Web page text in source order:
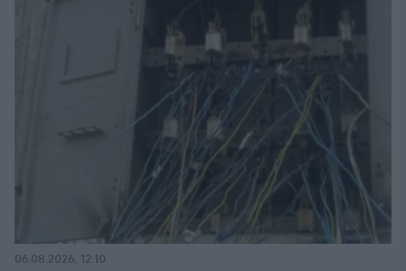
06.08.2026, 12:10